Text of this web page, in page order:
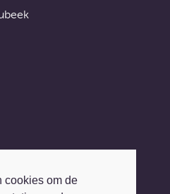
cookies om de